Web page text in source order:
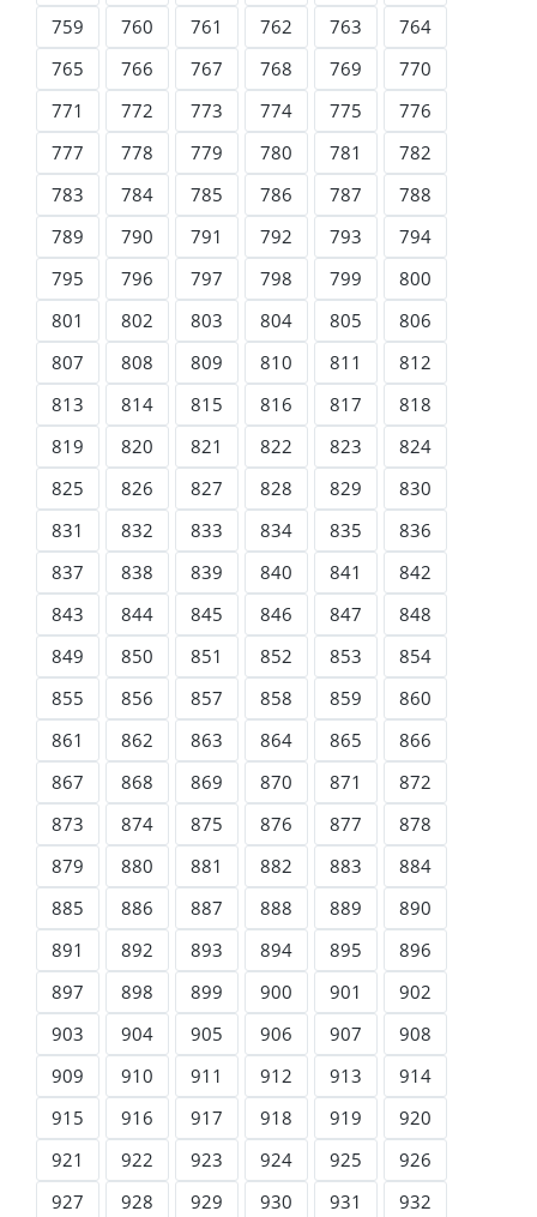
759
760 761 762 763
764
765
766 767 768 769
770
771
772 773 774 775
776
777
778 779 780 781
782
783
784 785 786 787
788
789
790 791 792 793
794
795
796 797 798 799
800
801
802 803 804 805
806
807
808 809 810 811
812
813
814 815 816 817
818
819
820 821 822 823
824
825
826 827 828 829
830
831
832 833 834 835
836
837
838 839 840 841
842
843
844 845 846 847
848
849
850 851 852 853
854
855
856 857 858 859
860
861
862 863 864 865
866
867
868 869 870 871
872
873
874 875 876 877
878
879
880 881 882 883
884
885
886 887 888 889
890
891
892 893 894 895
896
897
898 899 900 901
902
903
904 905 906 907
908
909
910 911 912 913
914
915
916 917 918 919
920
921
922 923 924 925
926
927
928 929 930 931
932